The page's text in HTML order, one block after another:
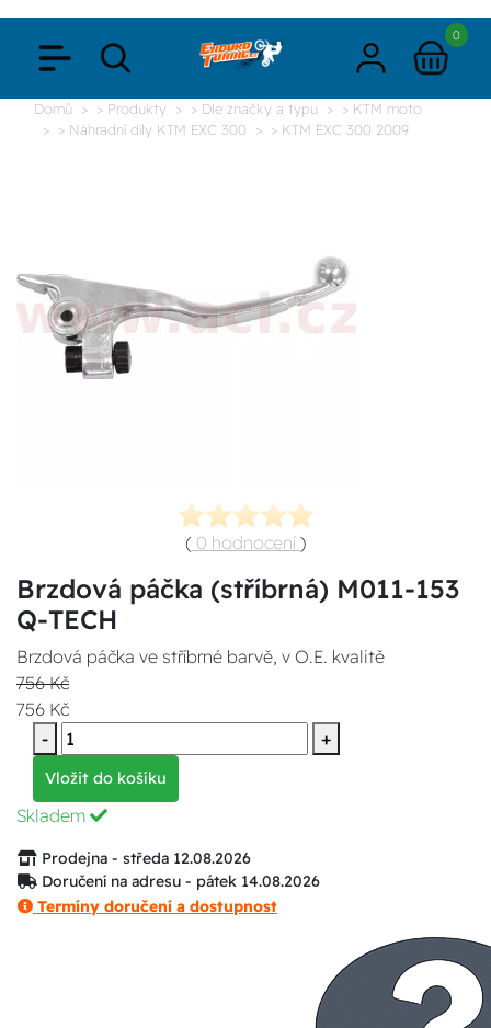
0
Domů > Produkty > Dle značky a typu
> KTM moto
> Náhradní díly KTM EXC 300
> KTM EXC 300 2009
( 0 hodnocení )
Brzdová páčka (stříbrná) M011-153
Q-TECH
Brzdová páčka ve stříbrné barvě, v O.E. kvalitě
756 Kč
756 Kč
-
+
Vložit do košíku
Skladem
Prodejna - středa 12.08.2026
Doručení na adresu - pátek 14.08.2026
Termíny doručení a dostupnost